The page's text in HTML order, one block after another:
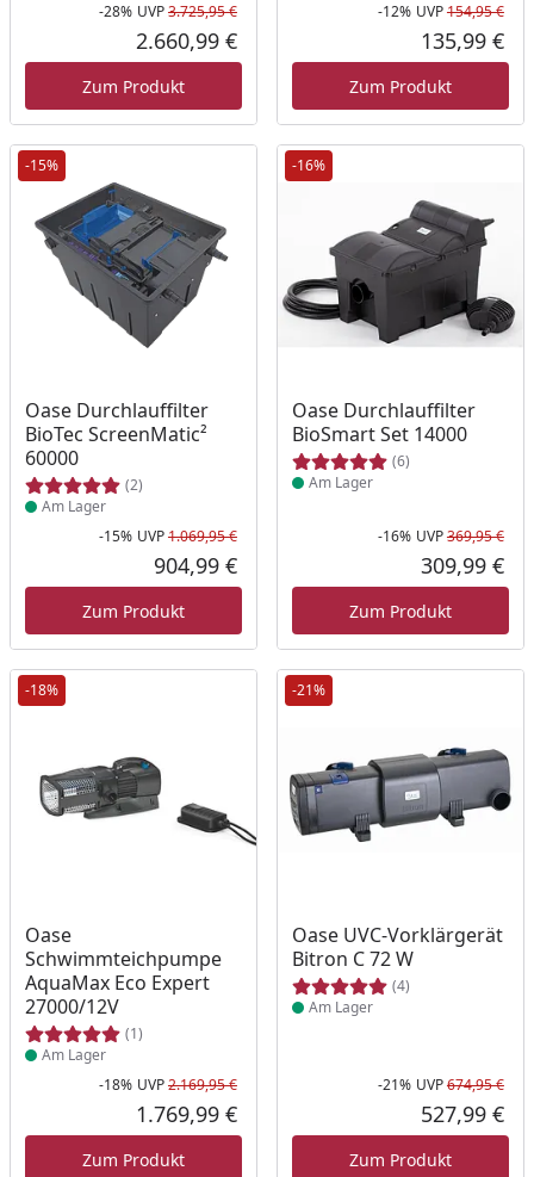
Rabatt in Prozent
-28%
Ursprünglicher Preis
UVP3.725,95 €
Aktueller Preis
2.660,99 €
Zum Produkt
-12% UVP154,95 €
135,99 €
Zum Produkt
-15%
Oase Durchlauffilter
BioTec ScreenMatic²
60000
(2)
Produkt am Lager
Am Lager
Rabatt in Prozent
-15%
Ursprünglicher Preis
UVP1.069,95 €
Aktueller Preis
904,99 €
Zum Produkt
-16%
Oase Durchlauffilter
BioSmart Set 14000
(6)
Produkt am Lager
Am Lager
-16% UVP369,95 €
309,99 €
Zum Produkt
-18%
Oase
Schwimmteichpumpe
AquaMax Eco Expert
27000/12V
(1)
Produkt am Lager
Am Lager
Rabatt in Prozent
-18%
Ursprünglicher Preis
UVP2.169,95 €
Aktueller Preis
1.769,99 €
Zum Produkt
-21%
Oase UVC-Vorklärgerät
Bitron C 72 W
(4)
Produkt am Lager
Am Lager
-21% UVP674,95 €
527,99 €
Zum Produkt